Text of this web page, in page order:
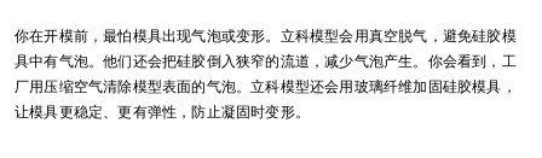
你在开模前，最怕模具出现气泡或变形。立科模型会用真空脱气，避免硅胶模
具中有气泡。他们还会把硅胶倒入狭窄的流道，减少气泡产生。你会看到，工
厂用压缩空气清除模型表面的气泡。立科模型还会用玻璃纤维加固硅胶模具，
让模具更稳定、更有弹性，防止凝固时变形。